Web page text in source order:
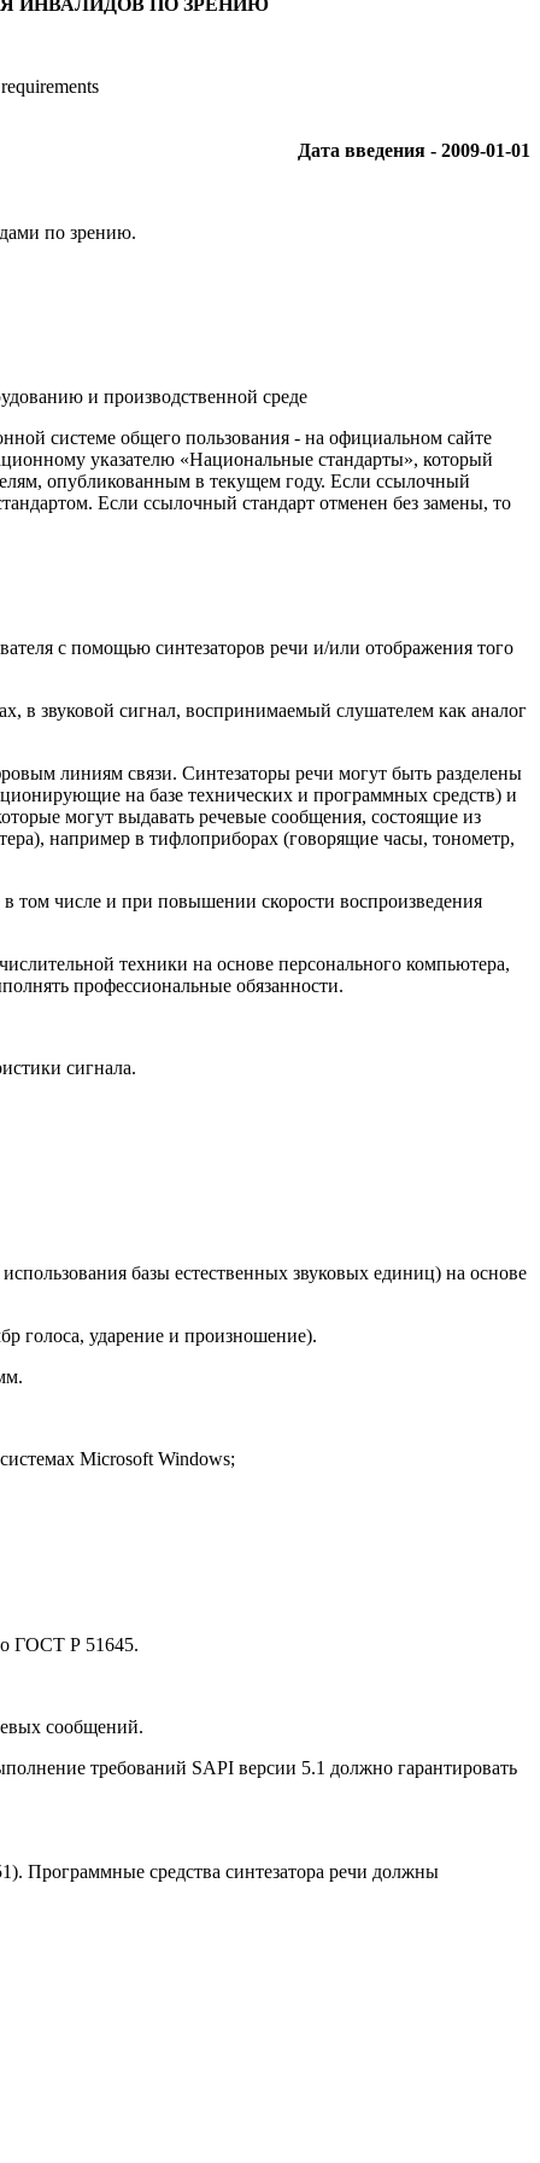
Дата введения - 2009-01-01
по зрению.
и производственной среде
системе общего пользования - на официальном сайте
указателю «Национальные стандарты», который
опубликованным в текущем году. Если ссылочный
Если ссылочный стандарт отменен без замены, то
с помощью синтезаторов речи и/или отображения того
в звуковой сигнал, воспринимаемый слушателем как аналог
линиям связи. Синтезаторы речи могут быть разделены
на базе технических и программных средств) и
могут выдавать речевые сообщения, состоящие из
например в тифлоприборах (говорящие часы, тонометр,
том числе и при повышении скорости воспроизведения
техники на основе персонального компьютера,
профессиональные обязанности.
сигнала.
базы естественных звуковых единиц) на основе
голоса, ударение и произношение).
Microsoft Windows;
ГОСТ Р 51645.
сообщений.
требований SAPI версии 5.1 должно гарантировать
Программные средства синтезатора речи должны